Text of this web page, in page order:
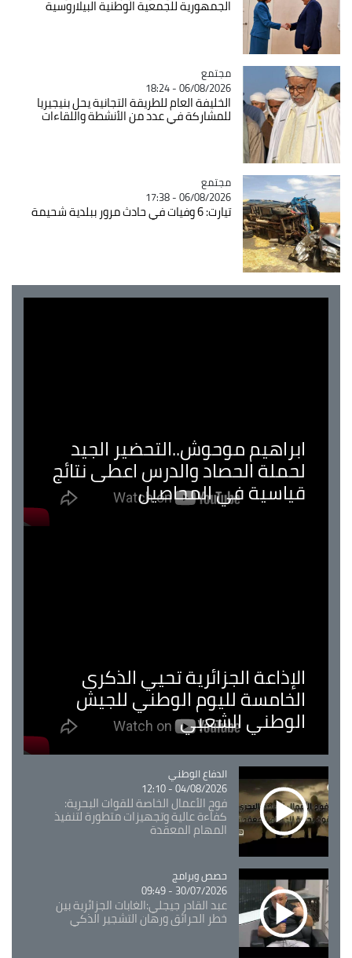
الجمهورية للجمعية الوطنية البيلاروسية
Catégorie
مجتمع
06/08/2026 - 18:24
الخليفة العام للطريقة التجانية يحل بنيجيريا
للمشاركة في عدد من الأنشطة واللقاءات
Catégorie
مجتمع
06/08/2026 - 17:38
تيارت: 6 وفيات في حادث مرور ببلدية شحيمة
ابراهيم موحوش..التحضير الجيد
لحملة الحصاد والدرس اعطى نتائج
قياسية في المحاصيل
الإذاعة الجزائرية تحيي الذكرى
الخامسة لليوم الوطني للجيش
الوطني الشعبي
Catégorie
الدفاع الوطني
04/08/2026 - 12:10
فوج الأعمال الخاصة للقوات البحرية:
كفاءة عالية وتجهيزات متطورة لتنفيذ
المهام المعقدة
Catégorie
حصص وبرامج
30/07/2026 - 09:49
عبد القادر جيجلي:الغابات الجزائرية بين
خطر الحرائق ورهان التشجير الذكي